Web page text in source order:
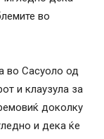
во
во Сасуоло од
и клаузула за
доколку
и дека ќе